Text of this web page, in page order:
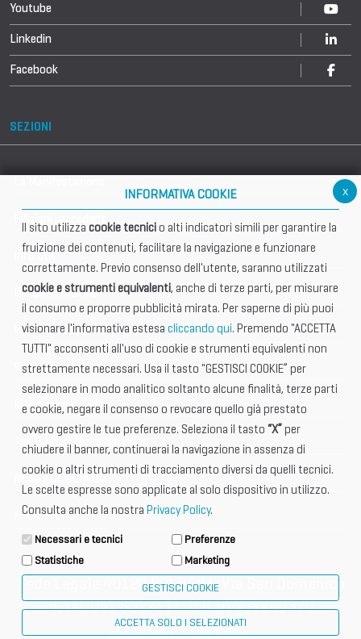
Youtube
Linkedin
Facebook
SEZIONI
Info utili
Documentazione
Informazione importante
Vetrina Espositori
International Club
Tax & Legal Global Services
News e Comunicati
Media Kit
Sede Legale 40124 BOLOGNA, Via San Domenico
4, tel. 051 6317111, C.F. 91398840370
privacy policy cookie policy
x
INFORMATIVA COOKIE
Il sito utilizza cookie tecnicio alti indicatori simili per garantire la
fruizione dei contenuti, facilitare la navigazione e funzionare
correttamente. Previo consenso dell'utente, saranno utilizzati
cookie e strumenti equivalenti, anche di terze parti, per misurare
il consumo e proporre pubblicità mirata. Per saperne di più puoi
visionare l'informativa estesa cliccando qui. Premendo "ACCETTA
TUTTI" acconsenti all'uso di cookie e strumenti equivalenti non
strettamente necessari. Usa il tasto "GESTISCI COOKIE” per
selezionare in modo analitico soltanto alcune finalità, terze parti
e cookie, negare il consenso o revocare quello già prestato
ovvero gestire le tue preferenze. Seleziona il tasto “X” per
chiudere il banner, continuerai la navigazione in assenza di
cookie o altri strumenti di tracciamento diversi da quelli tecnici.
Le scelte espresse sono applicate al solo dispositivo in utilizzo.
Consulta anche la nostra Privacy Policy.
Necessari e tecnici
Preferenze
Statistiche
Marketing
GESTISCI COOKIE
ACCETTA SOLO I SELEZIONATI